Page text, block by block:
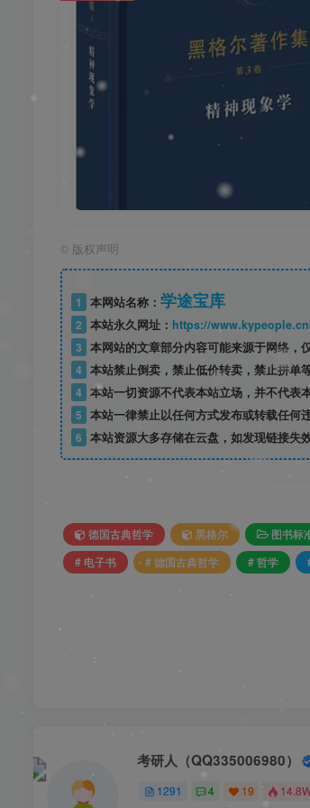
© 版权声明
1 本网站名称： 学途宝库
2 本站永久网址： https://
3 本网站的文章部分内容可能来源于网络，
4 本站禁止倒卖，禁止低价转卖，禁止拼单
4 本站一切资源不代表本站立场，并不代表
5 本站一律禁止以任何方式发布或转载任何
6 本站资源大多存储在云盘，如发现链接失
德国古典哲学 黑格尔 图书标
# 电子书
# 德国古典哲学 # 哲学
考研人（QQ335006980）
1291 4 19